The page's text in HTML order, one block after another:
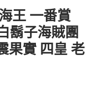
王 一番賞
鬍子海賊團
果實 四皇 老